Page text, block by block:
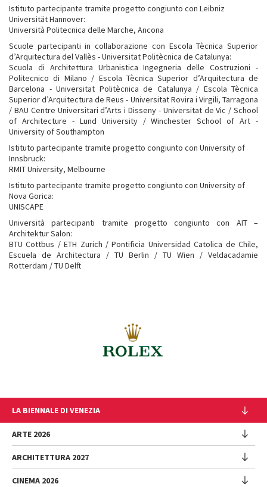
Istituto partecipante tramite progetto congiunto con Leibniz
Universität Hannover:
Università Politecnica delle Marche, Ancona
Scuole partecipanti in collaborazione con Escola Tècnica Superior
d’Arquitectura del Vallès - Universitat Politècnica de Catalunya:
Scuola di Architettura Urbanistica Ingegneria delle Costruzioni -
Politecnico di Milano / Escola Tècnica Superior d’Arquitectura de
Barcelona - Universitat Politècnica de Catalunya / Escola Tècnica
Superior d’Arquitectura de Reus - Universitat Rovira i Virgili, Tarragona
/ BAU Centre Universitari d’Arts i Disseny - Universitat de Vic / School
of Architecture - Lund University / Winchester School of Art -
University of Southampton
Istituto partecipante tramite progetto congiunto con University of
Innsbruck:
RMIT University, Melbourne
Istituto partecipante tramite progetto congiunto con University of
Nova Gorica:
UNISCAPE
Università partecipanti tramite progetto congiunto con AIT –
Architektur Salon:
BTU Cottbus / ETH Zurich / Pontificia Universidad Catolica de Chile,
Escuela de Architectura / TU Berlin / TU Wien / Veldacadamie
Rotterdam / TU Delft
LA BIENNALE DI VENEZIA
L'Istituzione
Cariche istituzionali
Storia
Luoghi
ARTE 2026
Esposizione
ARCHITETTURA 2027
Mostra
CINEMA 2026